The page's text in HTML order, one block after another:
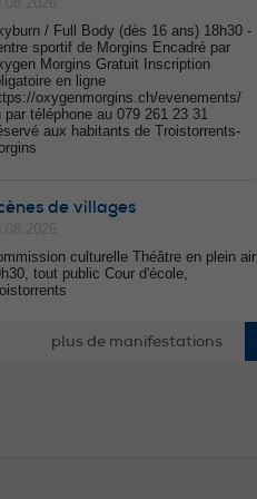
/ Full Body (dès 16 ans) 18h30 -
sportif de Morgins Encadré par
Morgins Gratuit Inscription
en ligne
oxygenmorgins.ch/evenements/
par téléphone au 079 261 23 31
aux habitants de Troistorrents-
de villages
culturelle Théâtre en plein air
tout public Cour d'école,
plus de manifestations